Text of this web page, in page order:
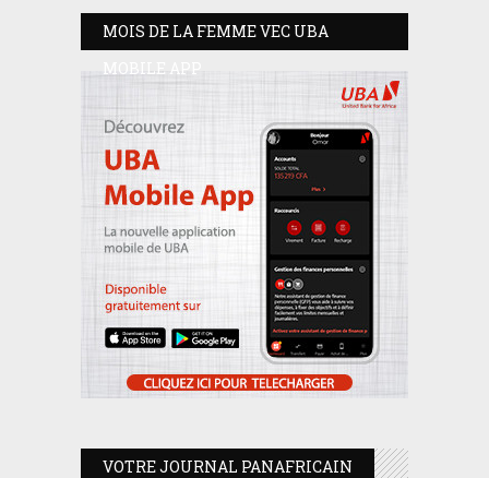
MOIS DE LA FEMME VEC UBA
MOBILE APP
VOTRE JOURNAL PANAFRICAIN